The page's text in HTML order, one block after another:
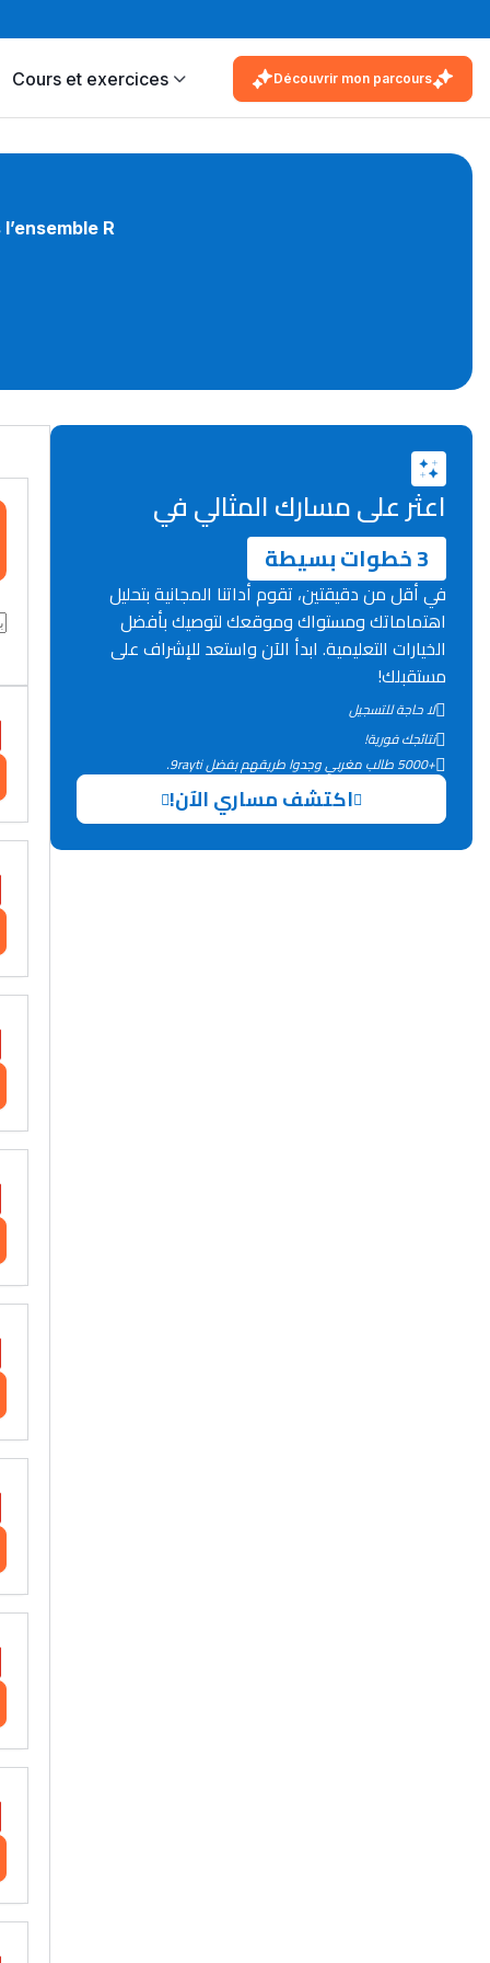
Cours et exercices Découvrir mon parcours
R
اعثر على مسارك المثالي في
3 خطوات بسيطة
في أقل من دقيقتين، تقوم أداتنا المجانية بتحليل
اهتماماتك ومستواك وموقعك لتوصيك بأفضل
الخيارات التعليمية. ابدأ الآن واستعد للإشراف على
مستقبلك!
لا حاجة للتسجيل
نتائجك فورية!
+5000 طالب مغربي وجدوا طريقهم بفضل 9rayti.
اكتشف مساري الآن!